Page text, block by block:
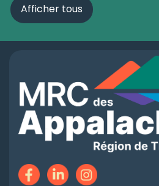
Afficher tous